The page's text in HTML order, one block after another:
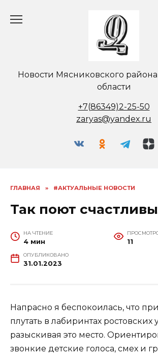
Новости Мясниковского
области
+7(86349)2-25-50
zaryas@yandex.ru
ГЛАВНАЯ » #АКТУАЛЬНЫЕ НОВОСТИ
Так поют
НА ЧТЕНИЕ
4 мин 11
ОПУБЛИКОВАНО
31.01.2023
Напрасно я беспокоилась, что
плутать в лабиринтах ростовских
разыскивая это место.
звонкие детские голоса, смех и